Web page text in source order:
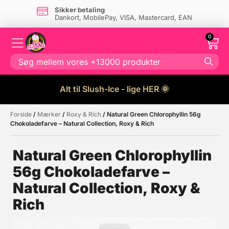
Sikker betaling
Dankort, MobilePay, VISA, Mastercard, EAN
0
Alt til Slush-Ice - lige HER 🌞
Måske kunne nogle af disse
produkter have din interesse?
Forside / Mærker / Roxy & Rich / Natural Green Chlorophyllin 56g
Chokoladefarve – Natural Collection, Roxy & Rich
Natural Green Chlorophyllin
56g Chokoladefarve –
Natural Collection, Roxy &
Rich